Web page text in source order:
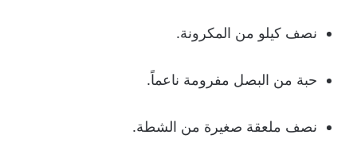
نصف كيلو من المكرونة.
حبة من البصل مفرومة ناعماً.
نصف ملعقة صغيرة من الشطة.